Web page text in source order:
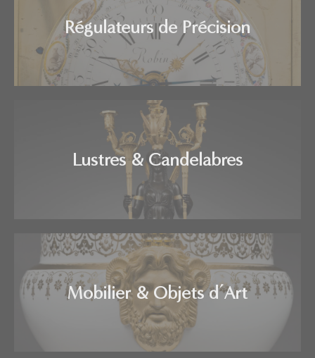
Régulateurs de Précision
Lustres & Candelabres
Mobilier & Objets d’Art